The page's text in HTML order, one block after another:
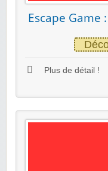
Escape Game
Plus de détail !